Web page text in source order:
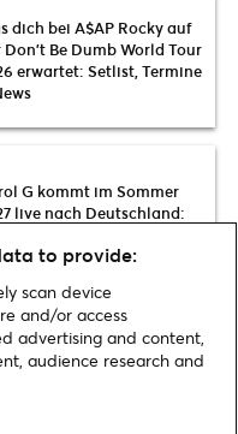
dich bei A$AP Rocky auf
Don’t Be Dumb World Tour
erwartet: Setlist, Termine
G kommt im Sommer
live nach Deutschland:
rund um die Halftime
to provide:
scan device
and/or access
advertising and content,
audience research and